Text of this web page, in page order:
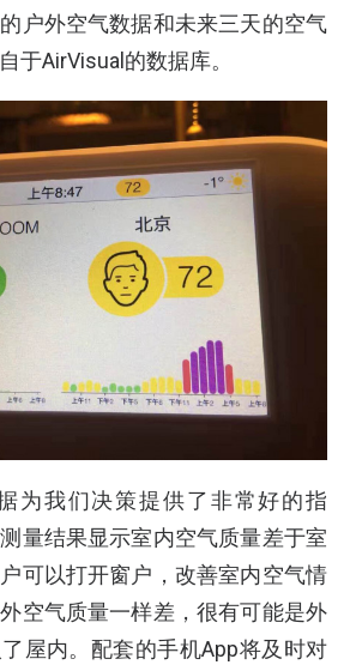
户外空气数据和未来三天的空气
于AirVisual的数据库。
为我们决策提供了非常好的指
量结果显示室内空气质量差于室
可以打开窗户，改善室内空气情
空气质量一样差，很有可能是外
屋内。配套的手机App将及时对